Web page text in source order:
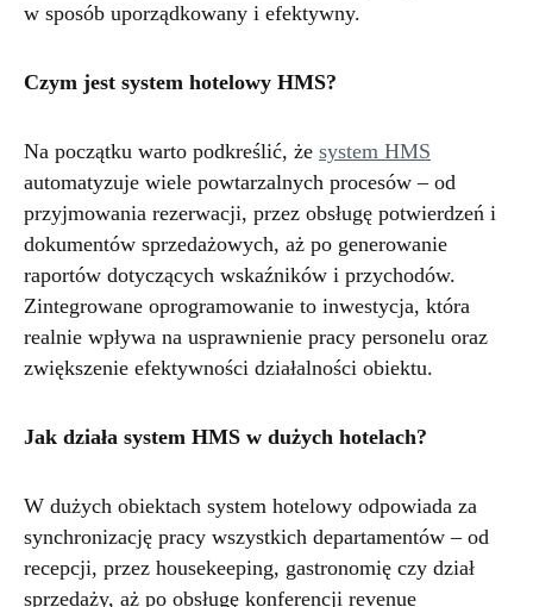
w sposób uporządkowany i efektywny.
Czym jest system hotelowy HMS?
Na początku warto podkreślić, że system HMS
automatyzuje wiele powtarzalnych procesów – od
przyjmowania rezerwacji, przez obsługę potwierdzeń i
dokumentów sprzedażowych, aż po generowanie
raportów dotyczących wskaźników i przychodów.
Zintegrowane oprogramowanie to inwestycja, która
realnie wpływa na usprawnienie pracy personelu oraz
zwiększenie efektywności działalności obiektu.
Jak działa system HMS w dużych hotelach?
W dużych obiektach system hotelowy odpowiada za
synchronizację pracy wszystkich departamentów – od
recepcji, przez housekeeping, gastronomię czy dział
sprzedaży, aż po obsługę konferencji revenue